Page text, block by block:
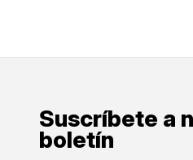
Suscríbete a
boletín